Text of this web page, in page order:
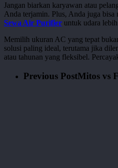
Jangan biarkan karyawan atau
Anda terjamin. Plus, Anda juga bisa
Sewa Air Purifier untuk udara lebih
Memilih ukuran AC yang tepat
solusi paling ideal, terutama jika
atau tahunan yang fleksibel.
Previous PostMitos vs